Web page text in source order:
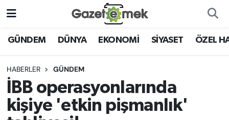
GÜNDEM DÜNYA EKONOMİ SİYASET ÖZEL
HABERLER GÜNDEM
İBB operasyonlarında
kişiye 'etkin pişmanlık'
DÜNYA
EKONOMİ
EMEK HABERLERİ
YENİ MEDYADA EMEK
Nöbetçi Eczaneler
Hava Durumu
İstanbul Namaz Vakitleri
Trafik Durumu